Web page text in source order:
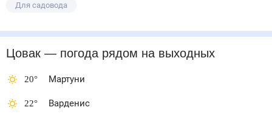
Для садовода
Цовак — погода рядомна выходных
20° Мартуни
22° Варденис